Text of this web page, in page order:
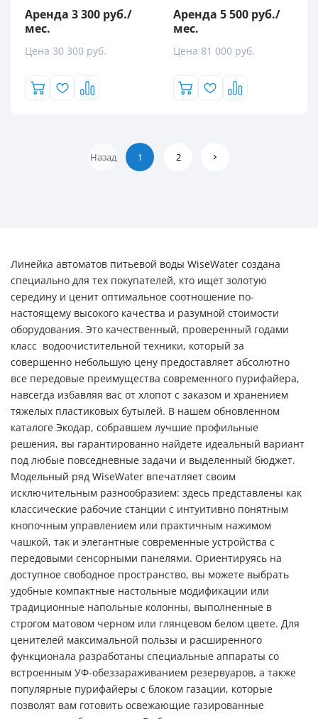
Аренда 3 300 руб./
мес.
Цена 30 300 руб.
Аренда 5 500 руб./
мес.
Цена 81 000 руб.
Назад 1 2
Линейка автоматов питьевой воды WiseWater создана
специально для тех покупателей, кто ищет золотую
середину и ценит оптимальное соотношение по-
настоящему высокого качества и разумной стоимости
оборудования. Это качественный, проверенный годами
класс водоочистительной техники, который за
совершенно небольшую цену предоставляет абсолютно
все передовые преимущества современного пурифайера,
навсегда избавляя вас от хлопот с заказом и хранением
тяжелых пластиковых бутылей. В нашем обновленном
каталоге Экодар, собравшем лучшие профильные
решения, вы гарантированно найдете идеальный вариант
под любые повседневные задачи и выделенный бюджет.
Модельный ряд WiseWater впечатляет своим
исключительным разнообразием: здесь представлены как
классические рабочие станции с интуитивно понятным
кнопочным управлением или практичным нажимом
чашкой, так и элегантные современные устройства с
передовыми сенсорными панелями. Ориентируясь на
доступное свободное пространство, вы можете выбрать
удобные компактные настольные модификации или
традиционные напольные колонны, выполненные в
строгом матовом черном или глянцевом белом цвете. Для
ценителей максимальной пользы и расширенного
функционала разработаны специальные аппараты со
встроенным УФ-обеззараживанием резервуаров, а также
популярные пурифайеры с блоком газации, которые
позволят вам готовить освежающие газированные